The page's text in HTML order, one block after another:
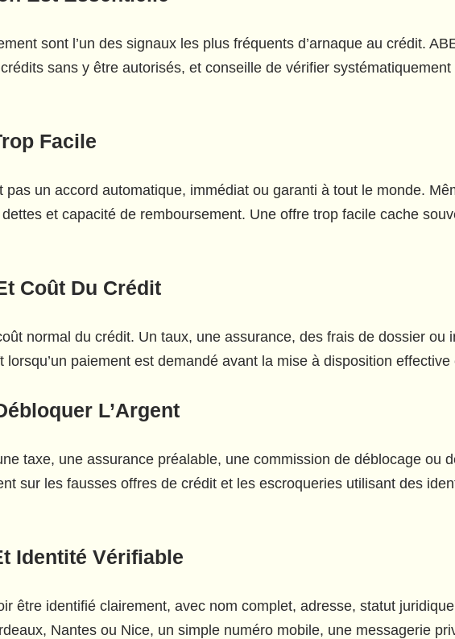
sont l’un des signaux les plus fréquents d’arnaque au crédit.
sans y être autorisés, et conseille de vérifier
Facile
un accord automatique, immédiat ou garanti à tout le monde.
et capacité de remboursement. Une offre trop facile cache
Coût Du Crédit
normal du crédit. Un taux, une assurance, des frais de dossier ou
paiement est demandé avant la mise à disposition effective
L’Argent
taxe, une assurance préalable, une commission de déblocage ou
sur les fausses offres de crédit et les escroqueries utilisant des
Identité Vérifiable
être identifié clairement, avec nom complet, adresse, statut
Nantes ou Nice, un simple numéro mobile, une messagerie